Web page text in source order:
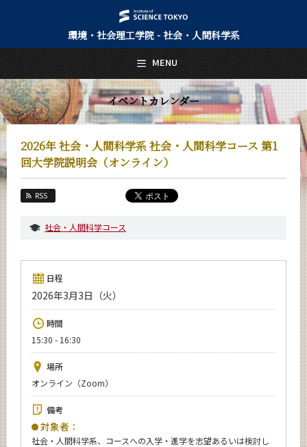
環境・社会理工学院 - 社会・人間科学系
イベントカレンダー
2026年 社会・人間科学系 社会・人間科学コース 第1
回大学院説明会（オンライン）
RSS
社会・人間科学コース
日程
2026年3月3日（火）
時間
15:30 - 16:30
場所
オンライン（Zoom）
備考
対象者：
社会・人間科学系、コースへの入学・進学を志望あるいは検討し
MENU
日本語 English
トップページ
Top Page
社会・人間科学系について
About Us
教育
Education
教員・研究室
Faculty and Laboratories
未来
Admissions
社会・人間科学系 News
News
イベントカレンダー
Event Calendar
今後のイベント
今後の課程別イベント
年別アーカイブ